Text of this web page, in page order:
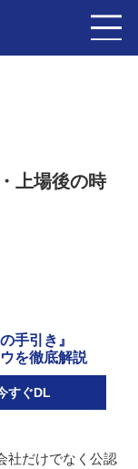
上場後の時
手引き』
を徹底解説
すぐDL
社だけでなく公認